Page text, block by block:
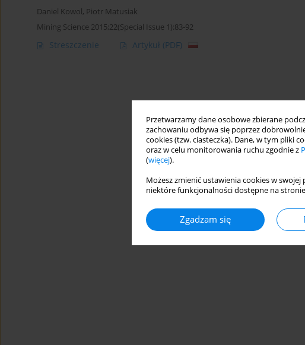
Przetwarzamy dane osobowe zbierane
zachowaniu odbywa się poprzez
cookies (tzw. ciasteczka). Dane, w tym pliki
oraz w celu monitorowania ruchu zgodnie z
(więcej).
Możesz zmienić ustawienia cookies w
niektóre funkcjonalności dostępne na
Zgadzam się
Daniel Kowol, Piotr Matusiak
Mining Science 2015;22(Special Issue 1):83-92
Streszczenie Artykuł (PDF)